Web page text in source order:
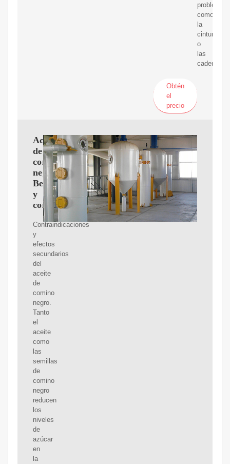
como
la
cintura
o
las
caderas.
Obtén
el
precio
Aceite
de
comino
negro:
Beneficios
y
contraindicaciones
Contraindicaciones
y
efectos
secundarios
del
aceite
de
comino
negro.
Tanto
el
aceite
como
las
semillas
de
comino
negro
reducen
los
niveles
de
azúcar
en
la